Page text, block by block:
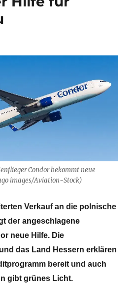
Condor bekommt neue
images/Aviation-Stock)
Verkauf an die polnische
der angeschlagene
neue Hilfe. Die
das Land Hessern erklären
bereit und auch
gibt grünes Licht.